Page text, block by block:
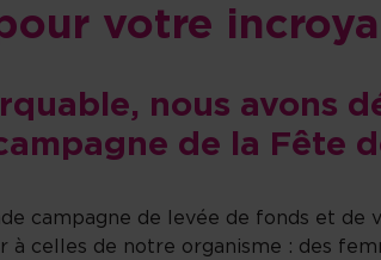
votre
nous avons
de la Fête
campagne de levée de fonds et de
celles de notre organisme : des